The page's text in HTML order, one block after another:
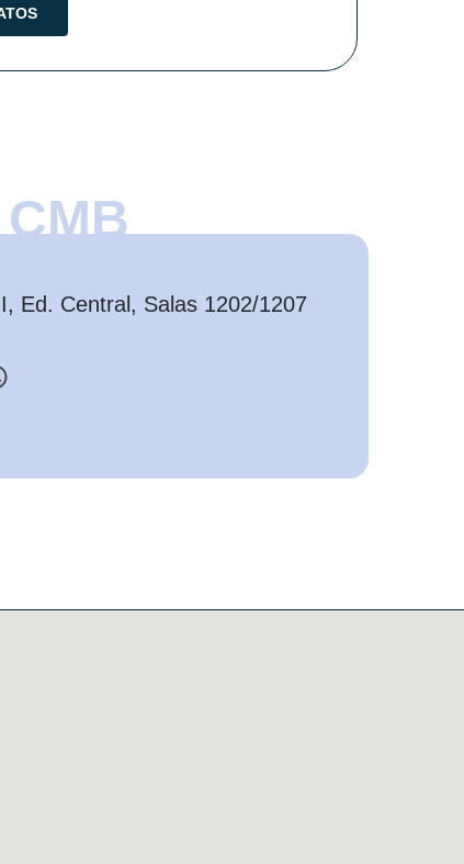
Ed. Central, Salas 1202/1207